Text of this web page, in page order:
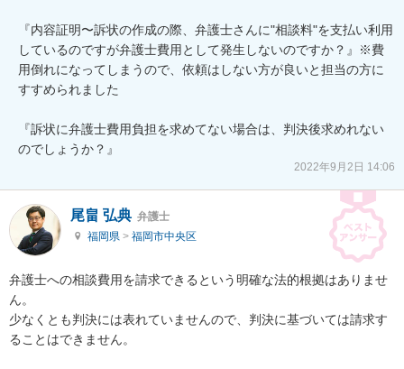
『内容証明〜訴状の作成の際、弁護士さんに"相談料"を支払い利用
しているのですが弁護士費用として発生しないのですか？』※費
用倒れになってしまうので、依頼はしない方が良いと担当の方に
すすめられました
『訴状に弁護士費用負担を求めてない場合は、判決後求めれない
2022年9月2日 14:06
尾畠 弘典 弁護士
福岡県 > 福岡市中央区
弁護士への相談費用を請求できるという明確な法的根拠はありませ
ん。
少なくとも判決には表れていませんので、判決に基づいては請求す
ることはできません。